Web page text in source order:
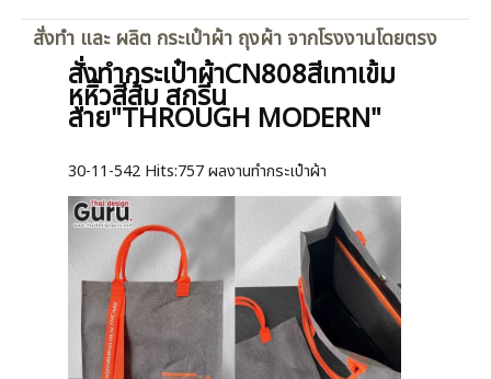
สั่งทำ และ ผลิต กระเป๋าผ้า ถุงผ้า จากโรงงานโดยตรง
สั่งทำกระเป๋าผ้าCN808สีเทาเข้ม
หูหิ้วสีส้ม สกรีน
ลาย"THROUGH MODERN"
30-11-542 Hits:757 ผลงานทำกระเป๋าผ้า